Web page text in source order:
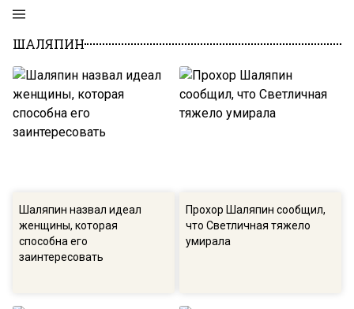
ШАЛЯПИН
Шаляпин назвал идеал
женщины, которая
способна его
заинтересовать
Прохор Шаляпин сообщил,
что Светличная тяжело
умирала